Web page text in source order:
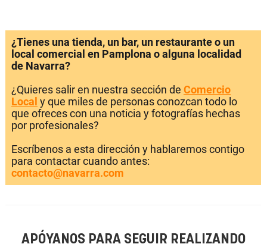
¿Tienes una tienda, un bar, un restaurante o un
local comercial en Pamplona o alguna localidad
de Navarra?
¿Quieres salir en nuestra sección de Comercio
Local y que miles de personas conozcan todo lo
que ofreces con una noticia y fotografías hechas
por profesionales?
Escríbenos a esta dirección y hablaremos contigo
para contactar cuando antes:
contacto@navarra.com
APÓYANOS PARA SEGUIR REALIZANDO